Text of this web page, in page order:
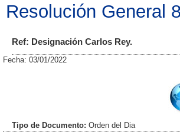
Resolución General
Ref: Designación Carlos Rey.
Fecha: 03/01/2022
Tipo de Documento: Orden del Dia